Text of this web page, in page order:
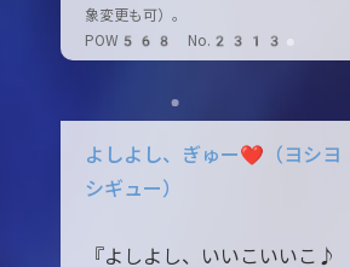
象変更も可）。
POW568 No.2313
よしよし、ぎゅー❤（ヨシヨ
シギュー）
『よしよし、いいこいいこ♪